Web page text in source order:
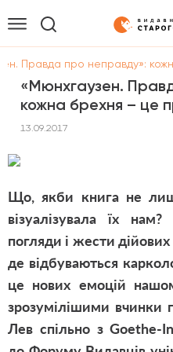
Правда про неправду»:
«Мюнхгаузен.
кожна брехня – це
13.09.2017
Що, якби книга не
візуалізувала їх
погляди і жести
де відбуваються
це нових емоцій
зрозумілішими вчинки
Лев спільно з Goethe-